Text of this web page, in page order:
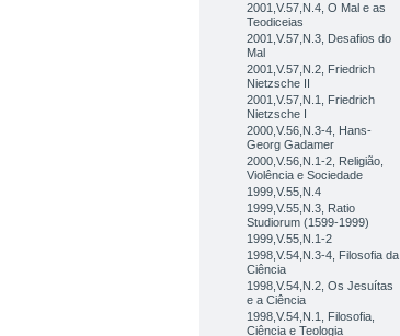
2001,V.57,N.4, O Mal e as
Teodiceias
2001,V.57,N.3, Desafios do
Mal
2001,V.57,N.2, Friedrich
Nietzsche II
2001,V.57,N.1, Friedrich
Nietzsche I
2000,V.56,N.3-4, Hans-
Georg Gadamer
2000,V.56,N.1-2, Religião,
Violência e Sociedade
1999,V.55,N.4
1999,V.55,N.3, Ratio
Studiorum (1599-1999)
1999,V.55,N.1-2
1998,V.54,N.3-4, Filosofia da
Ciência
1998,V.54,N.2, Os Jesuítas
e a Ciência
1998,V.54,N.1, Filosofia,
Ciência e Teologia